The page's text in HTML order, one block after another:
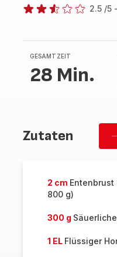
2.5 /5 -
GESAMTZEIT
28 Min.
Zutaten
2 cm Entenbrust
800 g)
300 g
1 EL Flüssiger